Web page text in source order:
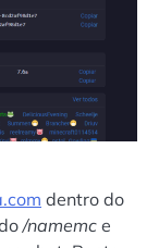
dentro do
/namemc e